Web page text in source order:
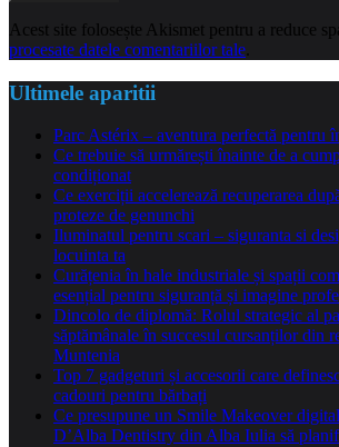
Acest site folosește Akismet pentru a reduce
procesate datele comentariilor tale
Ultimele aparitii
Parc Astérix – aventura perfectă pentru
Ce trebuie să urmărești înainte de a
condiționat
Ce exerciții accelerează recuperarea
proteze de genunchi
Iluminatul pentru scari – siguranta si
locuinta ta
Curățenia în hale industriale și spații
esențial pentru siguranță și imagine
Dincolo de diplomă: Rolul strategic al
săptămânale în succesul cursanților din
Muntenia
Top 7 gadgeturi și accesorii care
cadouri pentru bărbați
Ce presupune un Smile Makeover
D’Alba Dentistry din Alba Iulia să